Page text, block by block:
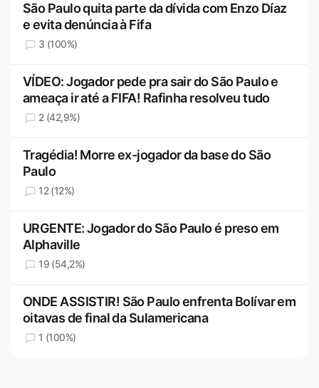
São Paulo quita parte da dívida com Enzo Díaz
e evita denúncia à Fifa
3 (100%)
VÍDEO: Jogador pede pra sair do São Paulo e
ameaça ir até a FIFA! Rafinha resolveu tudo
2 (42,9%)
Tragédia! Morre ex-jogador da base do São
Paulo
12 (12%)
URGENTE: Jogador do São Paulo é preso em
Alphaville
19 (54,2%)
ONDE ASSISTIR! São Paulo enfrenta Bolívar em
oitavas de final da Sulamericana
1 (100%)